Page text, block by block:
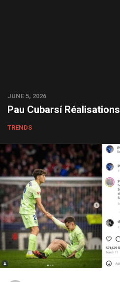
JUNE 5, 2026
Pau Cubarsí Réalisations
TRENDS